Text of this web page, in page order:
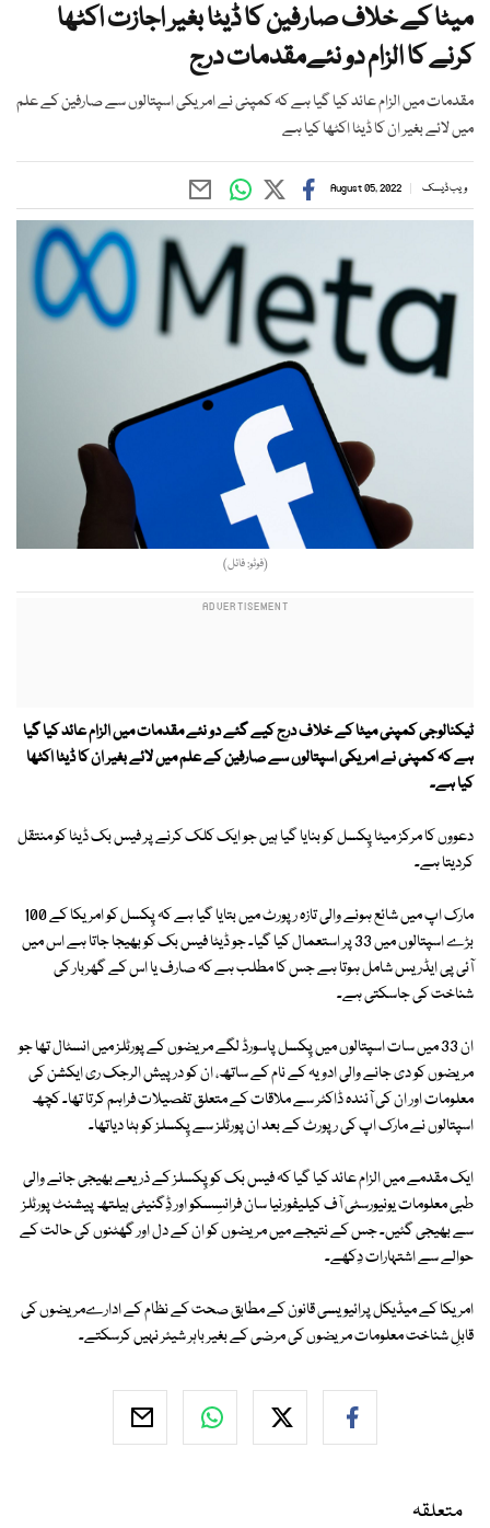
میٹا کے خلاف صارفین کا ڈیٹا بغیر اجازت اکٹھا
کرنے کا الزام دو نئےمقدمات درج
مقدمات میں الزام عائد کیا گیا ہے کہ کمپنی نے امریکی اسپتالوں سے صارفین کے علم
میں لائے بغیر ان کا ڈیٹا اکٹھا کیا ہے
ویب ڈیسک August 05, 2022
(فوٹو: فائل)
ٹیکنالوجی کمپنی میٹا کے خلاف درج کیے گئے دو نئے مقدمات میں الزام عائد کیا گیا
ہے کہ کمپنی نے امریکی اسپتالوں سے صارفین کے علم میں لائے بغیر ان کا ڈیٹا اکٹھا
کیا ہے۔
دعووں کا مرکز میٹا پِکسل کو بنایا گیا ہیں جو ایک کلک کرنے پر فیس بک ڈیٹا کو منتقل
کردیتا ہے۔
مارک اپ میں شائع ہونے والی تازہ رپورٹ میں بتایا گیا ہے کہ پِکسل کو امریکا کے 100
بڑے اسپتالوں میں 33 پر استعمال کیا گیا۔ جو ڈیٹا فیس بک کو بھیجا جاتا ہے اس میں
آئی پی ایڈریس شامل ہوتا ہے جس کا مطلب ہے کہ صارف یا اس کے گھربار کی
شناخت کی جاسکتی ہے۔
ان 33 میں سات اسپتالوں میں پِکسل پاسورڈ لگے مریضوں کے پورٹلز میں انسٹال تھا جو
مریضوں کو دی جانے والی ادویہ کے نام کے ساتھ، ان کو درپیش الرجک ری ایکشن کی
معلومات اور ان کی آئندہ ڈاکٹر سے ملاقات کے متعلق تفصیلات فراہم کرتا تھا۔ کچھ
اسپتالوں نے مارک اپ کی رپورٹ کے بعد ان پورٹلز سے پِکسلز کو ہٹا دیاتھا۔
ایک مقدمے میں الزام عائد کیا گیا کہ فیس بک کو پِکسلز کے ذریعے بھیجی جانے والی
طبی معلومات یونیورسٹی آف کیلیفورنیا سان فرانسِسکو اور ڈِگنیٹی ہیلتھ پیشنٹ پورٹلز
سے بھیجی گئیں۔ جس کے نتیجے میں مریضوں کو ان کے دل اور گھٹنوں کی حالت کے
حوالے سے اشتہارات دِکھے۔
امریکا کے میڈیکل پرائیویسی قانون کے مطابق صحت کے نظام کے ادارےمریضوں کی
قابلِ شناخت معلومات مریضوں کی مرضی کے بغیر باہر شیئر نہیں کرسکتے۔
متعلقہ